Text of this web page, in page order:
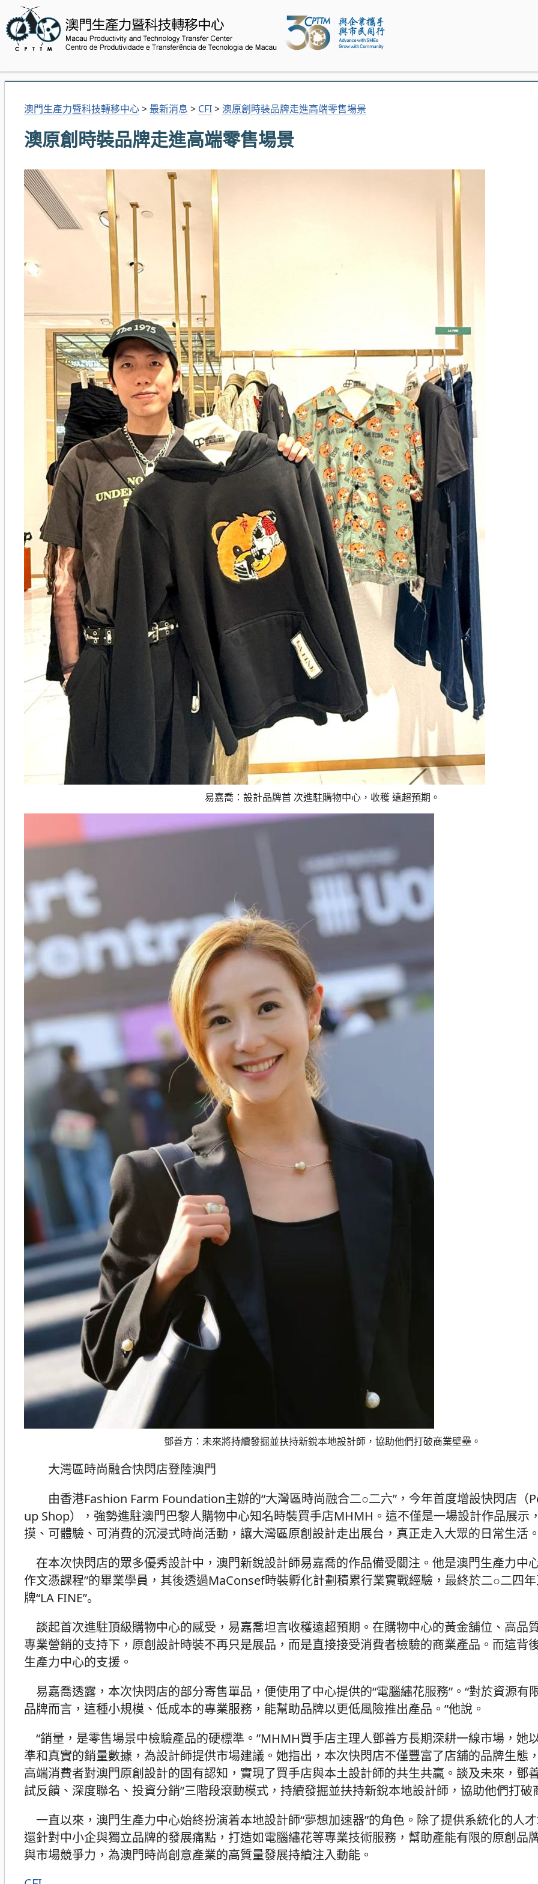
澳門生產力暨科技轉移中心> 最新消息 > CFI> 澳原創時裝品牌走進高端零售場景
澳原創時裝品牌走進高端零售場景
易嘉喬：設計品牌首 次進駐購物中心，收穫 遠超預期。
鄧善方：未來將持續發掘並扶持新銳本地設計師，協助他們打破商業壁壘。
大灣區時尚融合快閃店登陸澳門
由香港Fashion Farm Foundation主辦的“大灣區時尚融合二○二六”，今年首度增設快閃店（
up Shop），強勢進駐澳門巴黎人購物中心知名時裝買手店MHMH。這不僅是一場設計作品展示
摸、可體驗、可消費的沉浸式時尚活動，讓大灣區原創設計走出展台，真正走入大眾的日常生活
在本次快閃店的眾多優秀設計中，澳門新銳設計師易嘉喬的作品備受關注。他是澳門生產力中
作文憑課程”的畢業學員，其後透過MaConsef時裝孵化計劃積累行業實戰經驗，最終於二○二四
牌“LA FINE”。
談起首次進駐頂級購物中心的感受，易嘉喬坦言收穫遠超預期。在購物中心的黃金舖位、高品
專業營銷的支持下，原創設計時裝不再只是展品，而是直接接受消費者檢驗的商業產品。而這背
生產力中心的支援。
易嘉喬透露，本次快閃店的部分寄售單品，便使用了中心提供的“電腦繡花服務”。“對於資源有
品牌而言，這種小規模、低成本的專業服務，能幫助品牌以更低風險推出產品。”他說。
“銷量，是零售場景中檢驗產品的硬標準。”MHMH買手店主理人鄧善方長期深耕一線市場，她
準和真實的銷量數據，為設計師提供市場建議。她指出，本次快閃店不僅豐富了店舖的品牌生態
高端消費者對澳門原創設計的固有認知，實現了買手店與本土設計師的共生共贏。談及未來，鄧
試反饋、深度聯名、投資分銷”三階段滾動模式，持續發掘並扶持新銳本地設計師，協助他們打破
一直以來，澳門生產力中心始終扮演着本地設計師“夢想加速器”的角色。除了提供系統化的人
還針對中小企與獨立品牌的發展痛點，打造如電腦繡花等專業技術服務，幫助產能有限的原創品
與市場競爭力，為澳門時尚創意產業的高質量發展持續注入動能。